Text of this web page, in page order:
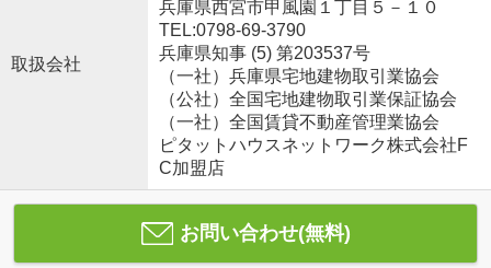
取扱会社
兵庫県西宮市甲風園１丁目５－１０
TEL:0798-69-3790
兵庫県知事 (5) 第203537号
（一社）兵庫県宅地建物取引業協会
（公社）全国宅地建物取引業保証協会
（一社）全国賃貸不動産管理業協会
ピタットハウスネットワーク株式会社F
C加盟店
お問い合わせ(無料)